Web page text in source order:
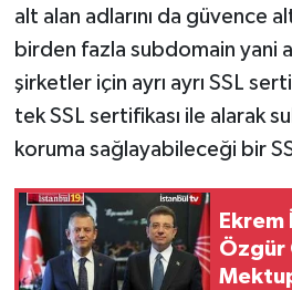
alt alan adlarını da güvence
birden fazla subdomain yani
şirketler için ayrı ayrı SSL
tek SSL sertifikası ile alarak
koruma sağlayabileceği bir
Özgür